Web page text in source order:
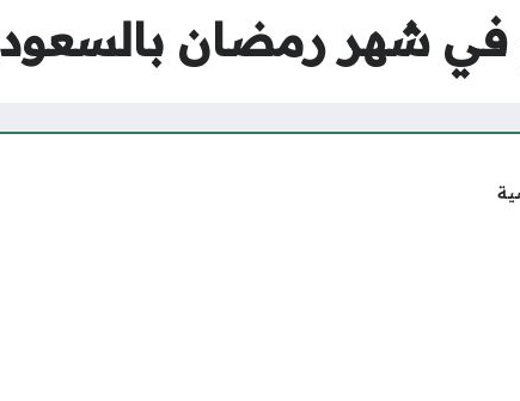
رمضان بالسعودية 2025 –